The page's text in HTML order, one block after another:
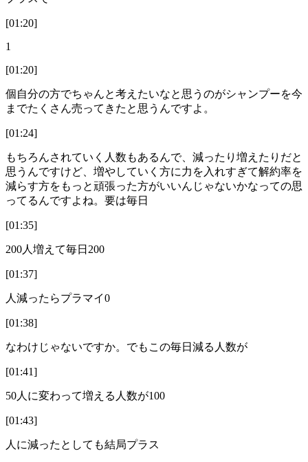
[01:20]
1
[01:20]
個自分の方でちゃんと考えたいなと思うのがシャンプーを今
までたくさん売ってきたと思うんですよ。
[01:24]
もちろんされていく人数もあるんで、減ったり増えたりだと
思うんですけど、増やしていく方に力を入れすぎて解約率を
減らす方をもっと頑張った方がいいんじゃないかなっての思
ってるんですよね。要は毎日
[01:35]
200人増えて毎日200
[01:37]
人減ったらプラマイ0
[01:38]
なわけじゃないですか。でもこの毎日減る人数が
[01:41]
50人に変わって増える人数が100
[01:43]
人に減ったとしても結局プラス